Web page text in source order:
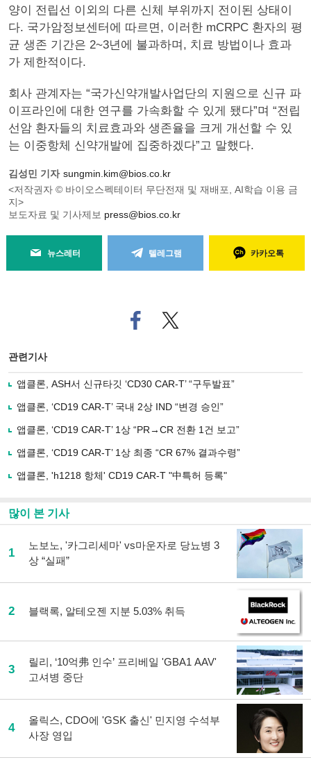
양이 전립선 이외의 다른 신체 부위까지 전이된 상태이
다. 국가암정보센터에 따르면, 이러한 mCRPC 환자의 평
균 생존 기간은 2~3년에 불과하며, 치료 방법이나 효과
가 제한적이다.
회사 관계자는 “국가신약개발사업단의 지원으로 신규 파
이프라인에 대한 연구를 가속화할 수 있게 됐다”며 “전립
선암 환자들의 치료효과와 생존율을 크게 개선할 수 있
는 이중항체 신약개발에 집중하겠다”고 말했다.
김성민 기자 sungmin.kim@bios.co.kr
<저작권자 © 바이오스펙테이터 무단전재 및 재배포, AI학습 이용 금
지>
보도자료 및 기사제보 press@bios.co.kr
뉴스레터 텔레그램 카카오톡
페
이
로
사
유
기
트위
터로
관련기사
앱클론, ASH서 신규타깃 ‘CD30 CAR-T’ “구두발표”
앱클론, ‘CD19 CAR-T’ 국내 2상 IND “변경 승인”
앱클론, ‘CD19 CAR-T’ 1상 “PR→CR 전환 1건 보고”
앱클론, ‘CD19 CAR-T’ 1상 최종 “CR 67% 결과수령”
앱클론, 'h1218 항체' CD19 CAR-T "中특허 등록"
많이 본 기사
1
노보노, '카그리세마' vs마운자로 당뇨병 3
상 “실패”
2 블랙록, 알테오젠 지분 5.03% 취득
3
릴리, ‘10억弗 인수’ 프리베일 'GBA1 AAV'
고셔병 중단
4
올릭스, CDO에 'GSK 출신' 민지영 수석부
사장 영입